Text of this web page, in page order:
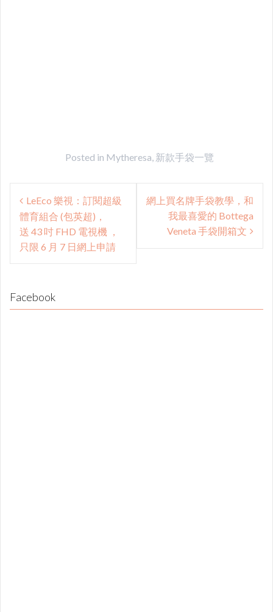
Posted in Mytheresa, 新款手袋一覽
Post
navigation
LeEco 樂視：訂閱超級
體育組合 (包英超)，
送 43 吋 FHD 電視機 ，
只限 6 月 7 日網上申請
網上買名牌手袋教學，和
我最喜愛的 Bottega
Veneta 手袋開箱文
Facebook